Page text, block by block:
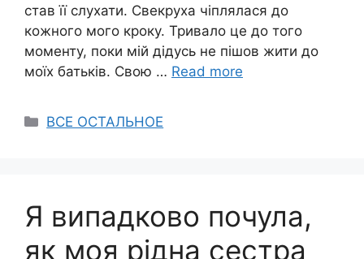
став її слухати. Свекруха чіплялася до
кожного мого кроку. Тривало це до того
моменту, поки мій дідусь не пішов жити до
моїх батьків. Свою … Read more
Categories
ВСЕ ОСТАЛЬНОЕ
Я випадково почула,
як моя рідна сестра